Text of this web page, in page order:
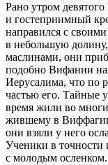
Рано утром
и гостеприимный
направился с
в небольшую
маслинами, они
подобно Вифании
Иерусалима, что по
частью его. Тайные
время жили во
жившему в
они взяли у него
Ученики в точности
с молодым осленком.